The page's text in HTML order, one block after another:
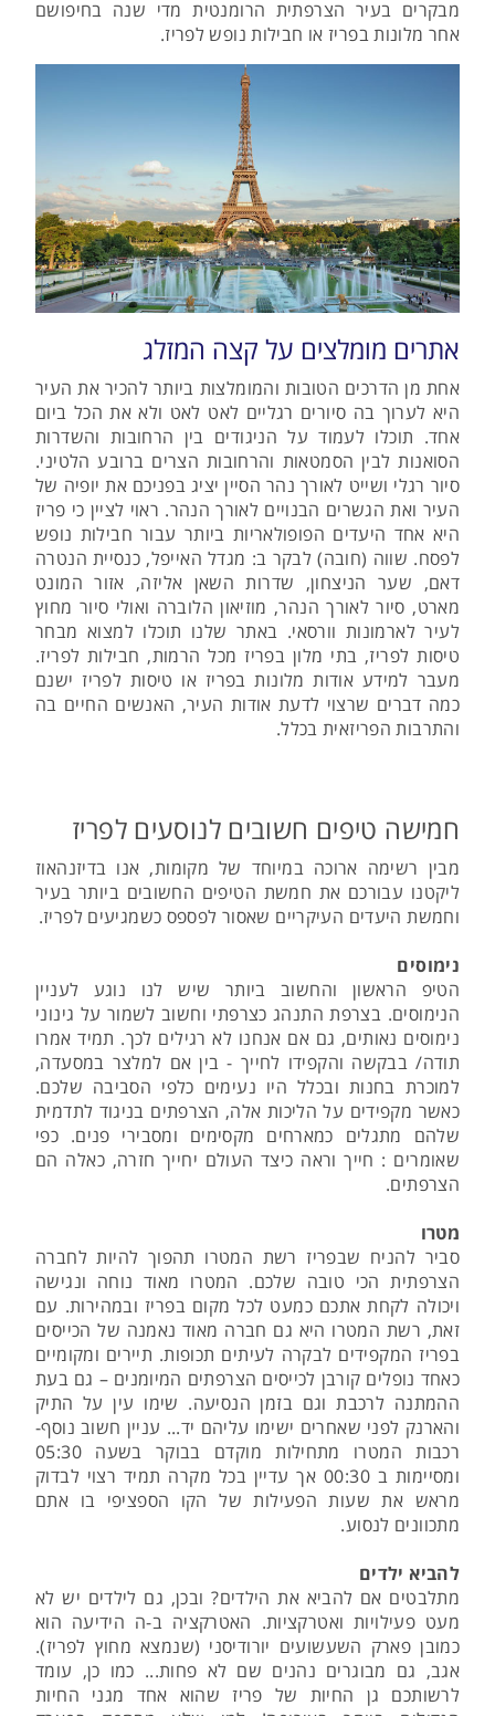
מבקרים בעיר הצרפתית הרומנטית מדי שנה בחיפושם
אחר מלונות בפריז או חבילות נופש לפריז.
אתרים מומלצים על קצה המזלג
אחת מן הדרכים הטובות והמומלצות ביותר להכיר את העיר
היא לערוך בה סיורים רגליים לאט לאט ולא את הכל ביום
אחד. תוכלו לעמוד על הניגודים בין הרחובות והשדרות
הסואנות לבין הסמטאות והרחובות הצרים ברובע הלטיני.
סיור רגלי ושייט לאורך נהר הסיין יציג בפניכם את יופיה של
העיר ואת הגשרים הבנויים לאורך הנהר. ראוי לציין כי פריז
היא אחד היעדים הפופולאריות ביותר עבור חבילות נופש
לפסח. שווה (חובה) לבקר ב: מגדל האייפל, כנסיית הנטרה
דאם, שער הניצחון, שדרות השאן אליזה, אזור המונט
מארט, סיור לאורך הנהר, מוזיאון הלוברה ואולי סיור מחוץ
לעיר לארמונות וורסאי. באתר שלנו תוכלו למצוא מבחר
טיסות לפריז, בתי מלון בפריז מכל הרמות, חבילות לפריז.
מעבר למידע אודות מלונות בפריז או טיסות לפריז ישנם
כמה דברים שרצוי לדעת אודות העיר, האנשים החיים בה
והתרבות הפריזאית בכלל.
חמישה טיפים חשובים לנוסעים לפריז
מבין רשימה ארוכה במיוחד של מקומות, אנו בדיזנהאוז
ליקטנו עבורכם את חמשת הטיפים החשובים ביותר בעיר
וחמשת היעדים העיקריים שאסור לפספס כשמגיעים לפריז.
נימוסים
הטיפ הראשון והחשוב ביותר שיש לנו נוגע לעניין
הנימוסים. בצרפת התנהג כצרפתי וחשוב לשמור על גינוני
נימוסים נאותים, גם אם אנחנו לא רגילים לכך. תמיד אמרו
תודה/ בבקשה והקפידו לחייך - בין אם למלצר במסעדה,
למוכרת בחנות ובכלל היו נעימים כלפי הסביבה שלכם.
כאשר מקפידים על הליכות אלה, הצרפתים בניגוד לתדמית
שלהם מתגלים כמארחים מקסימים ומסבירי פנים. כפי
שאומרים : חייך וראה כיצד העולם יחייך חזרה, כאלה הם
הצרפתים.
מטרו
סביר להניח שבפריז רשת המטרו תהפוך להיות לחברה
הצרפתית הכי טובה שלכם. המטרו מאוד נוחה ונגישה
ויכולה לקחת אתכם כמעט לכל מקום בפריז ובמהירות. עם
זאת, רשת המטרו היא גם חברה מאוד נאמנה של הכייסים
בפריז המקפידים לבקרה לעיתים תכופות. תיירים ומקומיים
כאחד נופלים קורבן לכייסים הצרפתים המיומנים – גם בעת
ההמתנה לרכבת וגם בזמן הנסיעה. שימו עין על התיק
והארנק לפני שאחרים ישימו עליהם יד... עניין חשוב נוסף-
רכבות המטרו מתחילות מוקדם בבוקר בשעה 05:30
ומסיימות ב 00:30 אך עדיין בכל מקרה תמיד רצוי לבדוק
מראש את שעות הפעילות של הקו הספציפי בו אתם
מתכוונים לנסוע.
להביא ילדים
מתלבטים אם להביא את הילדים? ובכן, גם לילדים יש לא
מעט פעילויות ואטרקציות. האטרקציה ב-ה הידיעה הוא
כמובן פארק השעשועים יורודיסני (שנמצא מחוץ לפריז).
אגב, גם מבוגרים נהנים שם לא פחות... כמו כן, עומד
לרשותכם גן החיות של פריז שהוא אחד מגני החיות